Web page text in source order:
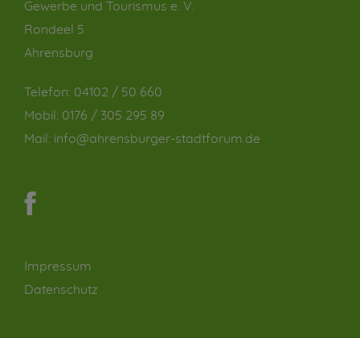
Gewerbe und Tourismus e. V.
Rondeel 5
Ahrensburg
Telefon: 04102 / 50 660
Mobil: 0176 / 305 295 89
Mail: info@ahrensburger-stadtforum.de
Impressum
Datenschutz